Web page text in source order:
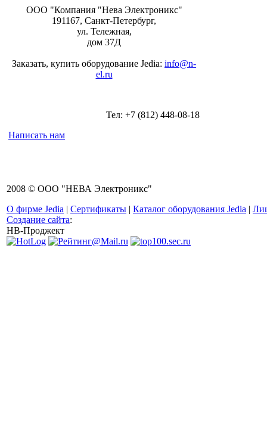
ООО "Компания "Нева Электроникс"
191167, Санкт-Петербург,
ул. Тележная,
дом 37Д
Заказать, купить оборудование Jedia: info@n-
el.ru
Тел: +7 (812) 448-08-18
Написать нам
2008 © ООО "НЕВА Электроникс"
О фирме Jedia | Сертификаты | Каталог оборудования Jedia |
Создание сайта:
НВ-Проджект